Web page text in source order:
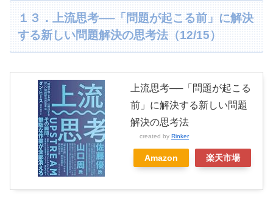
１３．上流思考──「問題が起こる前」に解決
する新しい問題解決の思考法（12/15）
上流思考──「問題が起こる
前」に解決する新しい問題
解決の思考法
created by Rinker
Amazon 楽天市場